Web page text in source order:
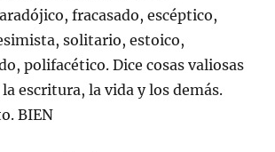
fracasado, escéptico,
solitario, estoico,
polifacético. Dice cosas valiosas
escritura, la vida y los demás.
BIEN